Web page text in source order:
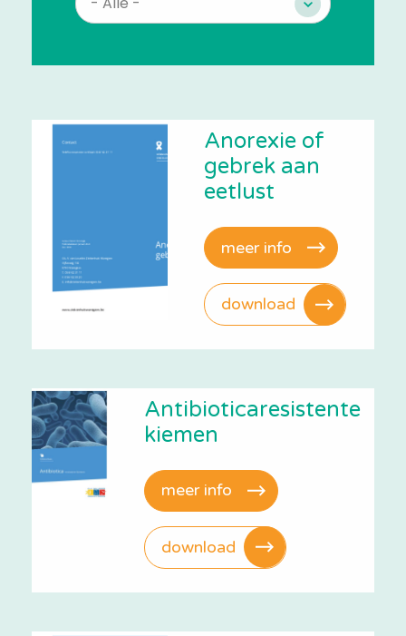
Anorexie of
gebrek aan
eetlust
meer info
download
Antibioticaresistente
kiemen
meer info
download